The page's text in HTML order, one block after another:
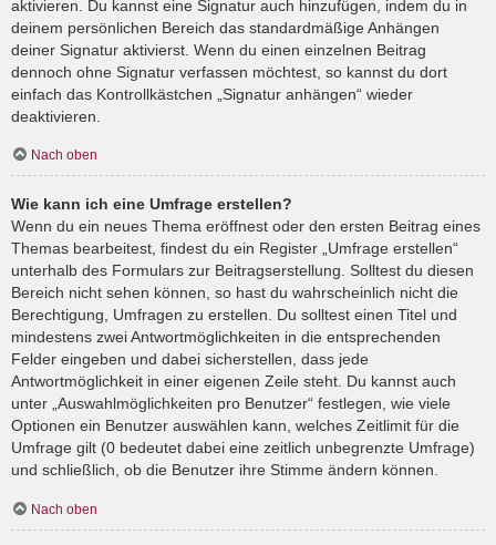
aktivieren. Du kannst eine Signatur auch hinzufügen, indem du in
deinem persönlichen Bereich das standardmäßige Anhängen
deiner Signatur aktivierst. Wenn du einen einzelnen Beitrag
dennoch ohne Signatur verfassen möchtest, so kannst du dort
einfach das Kontrollkästchen „Signatur anhängen“ wieder
deaktivieren.
Nach oben
Wie kann ich eine Umfrage erstellen?
Wenn du ein neues Thema eröffnest oder den ersten Beitrag eines
Themas bearbeitest, findest du ein Register „Umfrage erstellen“
unterhalb des Formulars zur Beitragserstellung. Solltest du diesen
Bereich nicht sehen können, so hast du wahrscheinlich nicht die
Berechtigung, Umfragen zu erstellen. Du solltest einen Titel und
mindestens zwei Antwortmöglichkeiten in die entsprechenden
Felder eingeben und dabei sicherstellen, dass jede
Antwortmöglichkeit in einer eigenen Zeile steht. Du kannst auch
unter „Auswahlmöglichkeiten pro Benutzer“ festlegen, wie viele
Optionen ein Benutzer auswählen kann, welches Zeitlimit für die
Umfrage gilt (0 bedeutet dabei eine zeitlich unbegrenzte Umfrage)
und schließlich, ob die Benutzer ihre Stimme ändern können.
Nach oben